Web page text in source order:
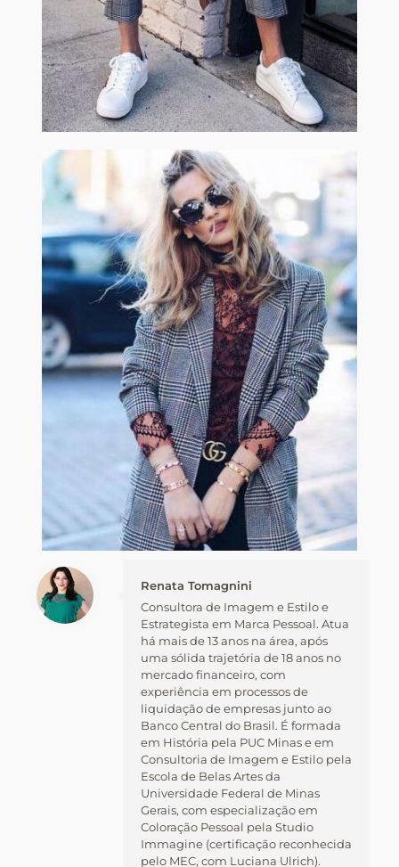
Renata Tomagnini
Consultora de Imagem e Estilo e
Estrategista em Marca Pessoal. Atua
há mais de 13 anos na área, após
uma sólida trajetória de 18 anos no
mercado financeiro, com
experiência em processos de
liquidação de empresas junto ao
Banco Central do Brasil. É formada
em História pela PUC Minas e em
Consultoria de Imagem e Estilo pela
Escola de Belas Artes da
Universidade Federal de Minas
Gerais, com especialização em
Coloração Pessoal pela Studio
Immagine (certificação reconhecida
pelo MEC, com Luciana Ulrich).